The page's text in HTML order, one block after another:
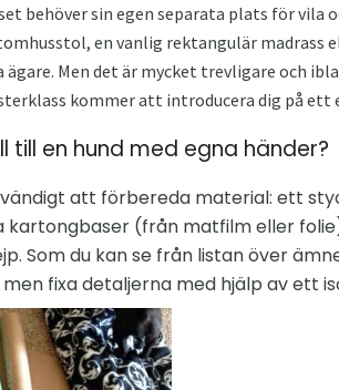
behöver sin egen separata plats för vila
en vanlig rektangulär madrass
Men det är mycket trevligare och
kommer att introducera dig på
till en hund med egna händer?
att förbereda material: ett
kartongbaser (från matfilm eller
Som du kan se från listan över
fixa detaljerna med hjälp av ett